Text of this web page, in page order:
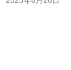
术支持，选择美国